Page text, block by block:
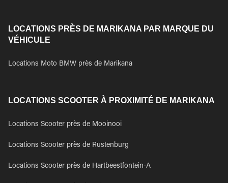
LOCATIONS PRÈS DE MARIKANA PAR MARQUE DU
VÉHICULE
Locations Moto BMW près de Marikana
LOCATIONS SCOOTER À PROXIMITÉ DE MARIKANA
Locations Scooter près de Mooinooi
Locations Scooter près de Rustenburg
Locations Scooter près de Hartbeestfontein-A